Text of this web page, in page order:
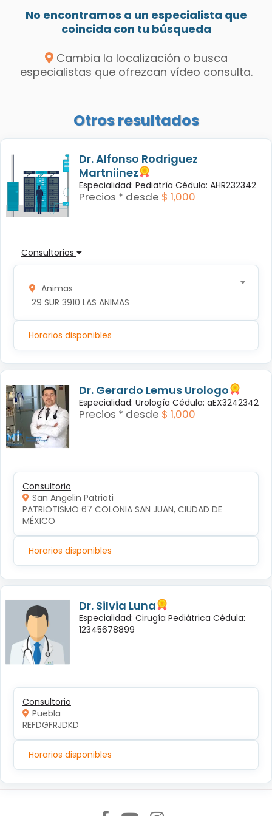
No encontramos a un especialista que
coincida con tu búsqueda
Cambia la localización o busca
especialistas que ofrezcan vídeo consulta.
Otros resultados
Dr. Alfonso Rodriguez
Martniinez
Especialidad: Pediatría Cédula: AHR232342
Precios * desde $ 1,000
Consultorios
Animas
29 SUR 3910 LAS ANIMAS
Horarios disponibles
Dr. Gerardo Lemus Urologo
Especialidad: Urología Cédula: aEX3242342
Precios * desde $ 1,000
Consultorio
San Angelin Patrioti
PATRIOTISMO 67 COLONIA SAN JUAN, CIUDAD DE
MÉXICO
Horarios disponibles
Dr. Silvia Luna
Especialidad: Cirugía Pediátrica Cédula:
12345678899
Consultorio
Puebla
REFDGFRJDKD
Horarios disponibles